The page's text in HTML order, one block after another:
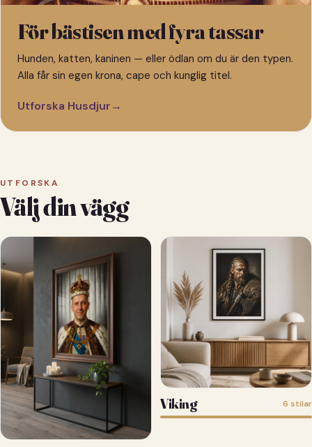
För bästisen med fyra tassar
Hunden, katten, kaninen — eller ödlan om du är den typen.
Alla får sin egen krona, cape och kunglig titel.
Utforska Husdjur→
UTFORSKA
Välj din vägg
Viking 6 stilar